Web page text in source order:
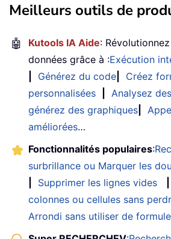
Meilleurs outils de
🤖 Kutools IA Aide:
données grâce à :Exécution
Générez du code
Créez
personnalisées
Analysez
générez des graphiques
améliorées…
Fonctionnalités populaires:
surbrillance ou Marquer les
Supprimer les lignes vides
colonnes ou cellules sans
Arrondi sans utiliser de formule